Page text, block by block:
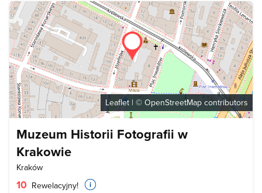
Leaflet | © OpenStreetMap contributors
Muzeum Historii Fotografii w
Krakowie
Kraków
10 Rewelacyjny!